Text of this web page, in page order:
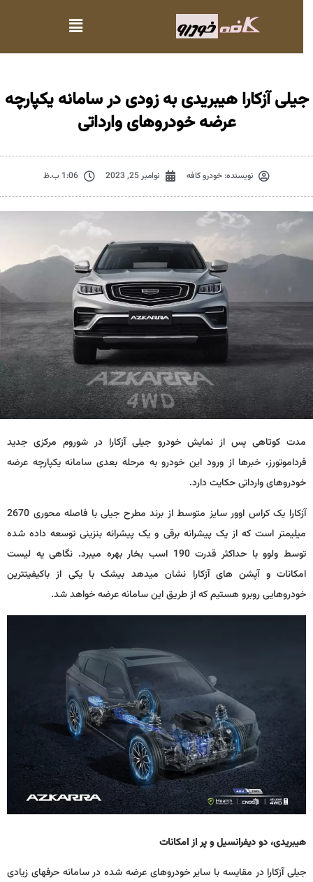
آزکارا هیبریدی به زودی در سامانه یکپارچه
عرضه خودروهای وارداتی
نویسنده:خودرو کافه نوامبر 25, 2023 1:06 ب.ظ
مدت کوتاهی پس از نمایش خودرو جیلی آزکارا در شوروم مرکزی جدید
فرداموتورز، خبرها از ورود این خودرو به مرحله بعدی سامانه یکپارچه عرضه
خودروهای وارداتی حکایت دارد.
آزکارا یک کراس اوور سایز متوسط از برند مطرح جیلی با فاصله محوری 2670
میلیمتر است که از یک پیشرانه برقی و یک پیشرانه بنزینی توسعه داده شده
توسط ولوو با حداکثر قدرت 190 اسب بخار بهره می­برد. نگاهی یه لیست
امکانات و آپشن های آزکارا نشان می­دهد بی­شک با یکی از باکیفیت­ترین
خودروهایی روبرو هستیم که از طریق این سامانه عرضه خواهد شد.
هیبریدی، دو دیفرانسیل و پر از امکانات
جیلی آزکارا در مقایسه با سایر خودروهای عرضه شده در سامانه حرف­های زیادی